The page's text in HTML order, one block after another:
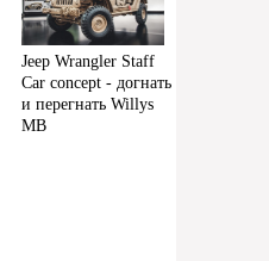
Jeep Wrangler Staff
Car concept - догнать
и перегнать Willys
MB